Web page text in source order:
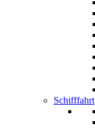
Schifffahrt